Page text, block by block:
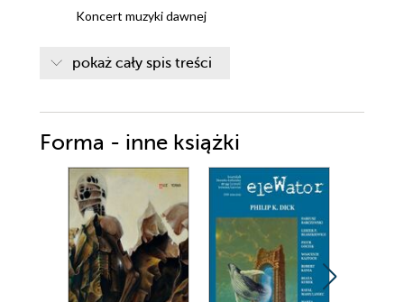
Koncert muzyki dawnej
w serii kwadrat ukazały się
pokaż cały spis treści
Forma - inne książki